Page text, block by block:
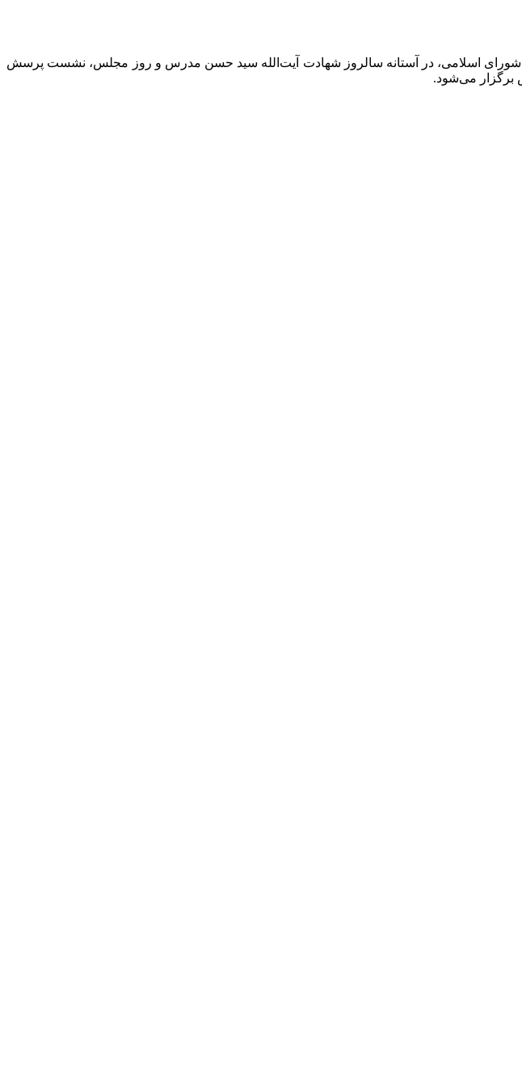
شورای اسلامی، در آستانه سالروز شهادت آیت‌الله سید حسن مدرس و روز مجلس، نشست پرسش